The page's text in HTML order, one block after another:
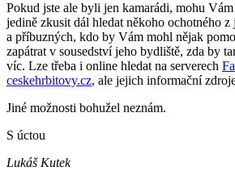
Pokud jste ale byli jen kamarádi, mohu
jedině zkusit dál hledat někoho ochotného
a příbuzných, kdo by Vám mohl nějak
zapátrat v sousedství jeho bydliště, zda by
víc. Lze třeba i online hledat na serverech
ceskehrbitovy.cz, ale jejich informační
Jiné možnosti bohužel neznám.
S úctou
Lukáš Kutek